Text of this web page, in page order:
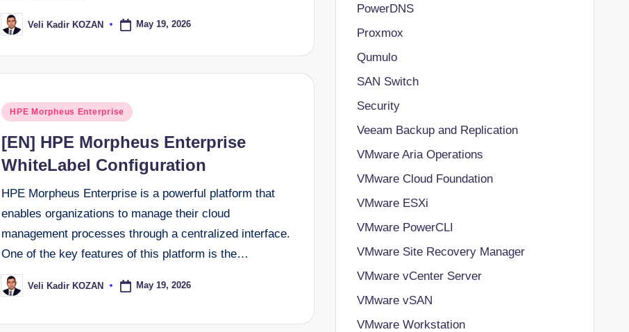
Posted
by
Veli Kadir KOZAN May 19, 2026
Posted
HPE Morpheus Enterprise
[EN] HPE Morpheus Enterprise
WhiteLabel Configuration
HPE Morpheus Enterprise is a powerful platform that
enables organizations to manage their cloud
management processes through a centralized interface.
One of the key features of this platform is the…
Posted
by
Veli Kadir KOZAN May 19, 2026
PowerDNS
Proxmox
Qumulo
SAN Switch
Security
Veeam Backup and Replication
VMware Aria Operations
VMware Cloud Foundation
VMware ESXi
VMware PowerCLI
VMware Site Recovery Manager
VMware vCenter Server
VMware vSAN
VMware Workstation